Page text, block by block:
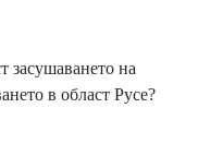
засушаването на
в област Русе?